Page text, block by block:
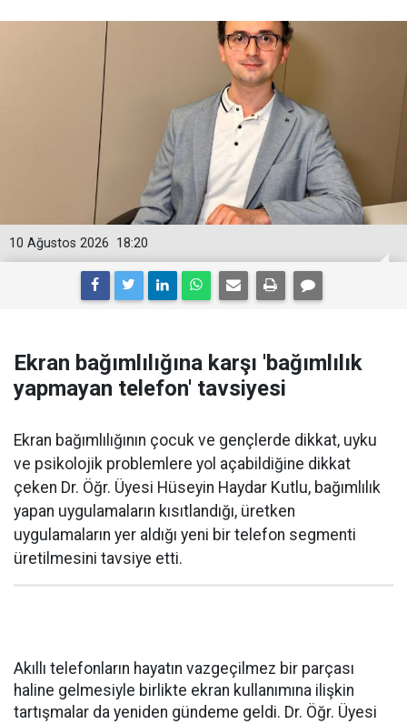
18:20
10 Ağustos 2026
Ekran bağımlılığına karşı 'bağımlılık
yapmayan telefon' tavsiyesi
Ekran bağımlılığının çocuk ve gençlerde dikkat, uyku
ve psikolojik problemlere yol açabildiğine dikkat
çeken Dr. Öğr. Üyesi Hüseyin Haydar Kutlu, bağımlılık
yapan uygulamaların kısıtlandığı, üretken
uygulamaların yer aldığı yeni bir telefon segmenti
üretilmesini tavsiye etti.
Akıllı telefonların hayatın vazgeçilmez bir parçası
haline gelmesiyle birlikte ekran kullanımına ilişkin
tartışmalar da yeniden gündeme geldi. Dr. Öğr. Üyesi